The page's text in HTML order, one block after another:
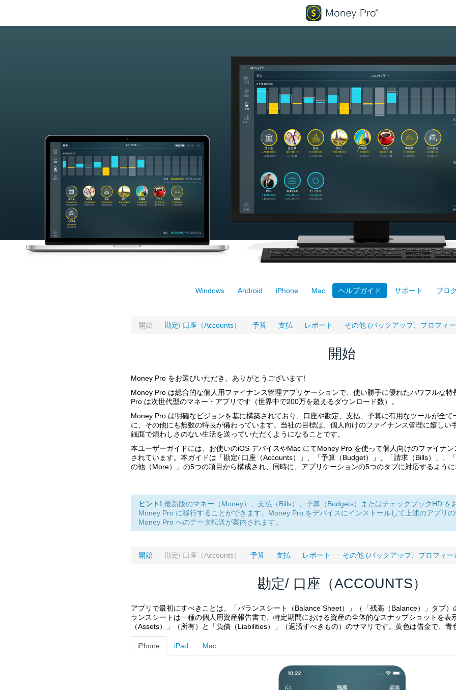
Windows Android iPhone Mac ヘルプガイド サポート ブロ
開始 - 勘定/ 口座（Accounts） - 予算 - 支払 - レポート - その他 (バックアップ、プロフィ
開始
Money Pro をお選びいただき、ありがとうございます!
Money Pro は総合的な個人用ファイナンス管理アプリケーションで、使い勝手に優れたパワフルな
Pro は次世代型のマネー・アプリです（世界中で200万を超えるダウンロード数）。
Money Pro は明確なビジョンを基に構築されており、口座や勘定、支払、予算に有用なツールが全
に、その他にも無数の特長が備わっています。当社の目標は、個人向けのファイナンス管理に嬉しい
銭面で煩わしさのない生活を送っていただくようになることです。
本ユーザーガイドには、お使いのiOS デバイスやMac にてMoney Pro を使って個人向けのファイナ
されています。本ガイドは「勘定/ 口座（Accounts）」、「予算（Budget）」、「請求（Bills）」、
の他（More）」の5つの項目から構成され、同時に、アプリケーションの5つのタブに対応するように
ヒント! 最新版のマネー（Money）、支払（Bills）、予算（Budgets）またはチェックブックHD を
Money Pro に移行することができます。Money Pro をデバイスにインストールして上述のアプリの
Money Pro へのデータ転送が案内されます。
開始 - 勘定/ 口座（Accounts） - 予算 - 支払 - レポート - その他 (バックアップ、プロフィー
勘定/ 口座（ACCOUNTS）
アプリで最初にすべきことは、「バランスシート（Balance Sheet）」（「残高（Balance）」タブ
ランスシートは一種の個人用資産報告書で、特定期間における資産の全体的なスナップショットを表
（Assets）」（所有）と「負債（Liabilities）」（返済すべきもの）のサマリです。黄色は借金で、青
iPhone iPad Mac